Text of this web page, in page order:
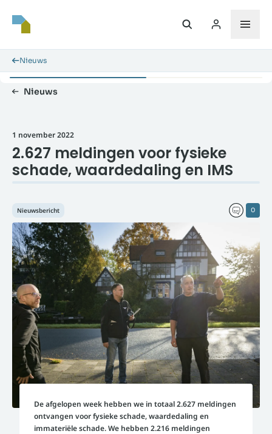
Nieuws
Nieuws
1 november 2022
2.627 meldingen voor fysieke
schade, waardedaling en IMS
0
Nieuwsbericht
De afgelopen week hebben we in totaal 2.627 meldingen
ontvangen voor fysieke schade, waardedaling en
immateriële schade. We hebben 2.216 meldingen